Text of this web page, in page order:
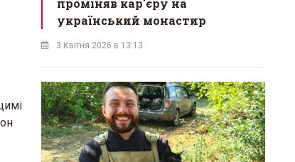
проміняв кар'єру на
український монастир
3 Квітня 2026 в 13:13